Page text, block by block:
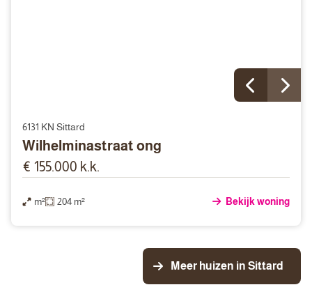
6131 KN Sittard
Wilhelminastraat ong
€ 155.000 k.k.
m² 204 m² Bekijk woning
Meer huizen in Sittard